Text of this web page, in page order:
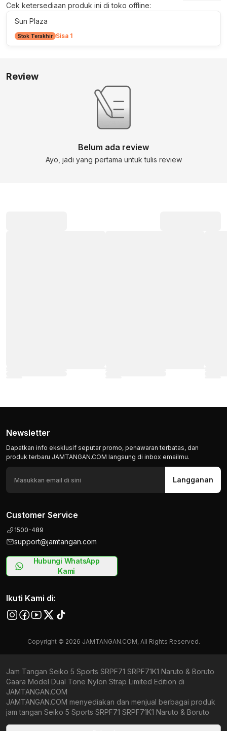
Newsletter
Dapatkan info eksklusif seputar promo, penawaran terbatas, dan
produk terbaru JAMTANGAN.COM langsung di inbox emailmu.
Langganan
Customer Service
1500-489
support@jamtangan.com
Hubungi WhatsApp
Kami
Ikuti Kami di:
Copyright © 2026 JAMTANGAN.COM, All Rights Reserved.
Jam Tangan Seiko 5 Sports SRPF71 SRPF71K1 Naruto & Boruto
Gaara Model Dual Tone Nylon Strap Limited Edition di
JAMTANGAN.COM
JAMTANGAN.COM menyediakan dan menjual berbagai produk
jam tangan Seiko 5 Sports SRPF71 SRPF71K1 Naruto & Boruto
Cek ketersediaan produk ini di toko offline:
Sun Plaza
Stok Terakhir Sisa 1
Review
Belum ada review
Ayo, jadi yang pertama untuk tulis review